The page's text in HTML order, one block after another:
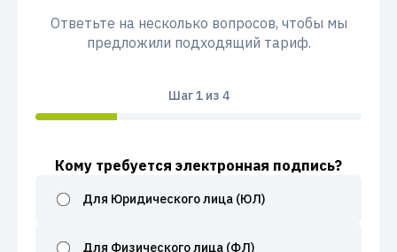
Ответьте на несколько вопросов, чтобы мы
предложили подходящий тариф.
Шаг1из 4
Кому требуется электронная подпись?
Для Юридического лица (ЮЛ)
Для Физического лица (ФЛ)